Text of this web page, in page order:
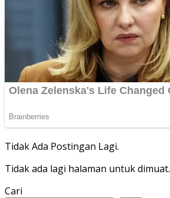
Tidak Ada Postingan Lagi.
Tidak ada lagi halaman untuk dimuat.
Cari